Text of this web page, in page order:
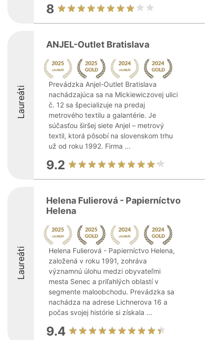
8
Laureáti
ANJEL-Outlet Bratislava
Prevádzka Anjel-Outlet Bratislava
nachádzajúca sa na Mickiewiczovej ulici
č. 12 sa špecializuje na predaj
metrového textilu a galantérie. Je
súčasťou širšej siete Anjel – metrový
textil, ktorá pôsobí na slovenskom trhu
už od roku 1992. Firma ...
9.2
Laureáti
Helena Fulierová - Papierníctvo
Helena
Helena Fulierová - Papierníctvo Helena,
založená v roku 1991, zohráva
významnú úlohu medzi obyvateľmi
mesta Senec a priľahlých oblastí v
segmente maloobchodu. Prevádzka sa
nachádza na adrese Lichnerova 16 a
počas svojej histórie si získala ...
9.4